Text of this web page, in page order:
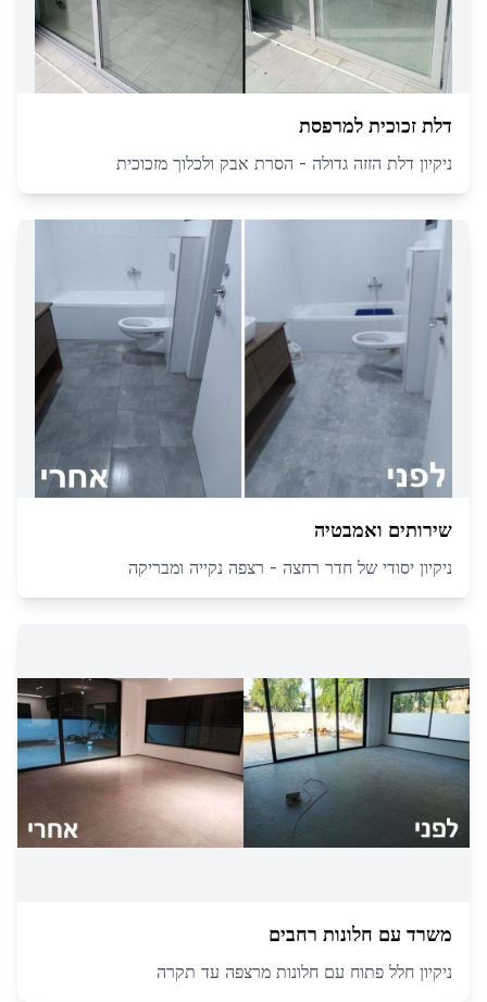
דלת זכוכית למרפסת
ניקיון דלת הזזה גדולה - הסרת אבק ולכלוך מזכוכית
שירותים ואמבטיה
ניקיון יסודי של חדר רחצה - רצפה נקייה ומבריקה
משרד עם חלונות רחבים
ניקיון חלל פתוח עם חלונות מרצפה עד תקרה